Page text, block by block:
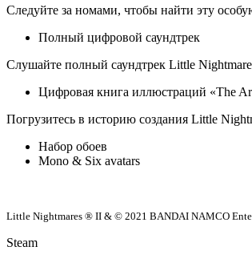
Следуйте за номами, чтобы найти эту
Полный цифровой саундтрек
Слушайте полный саундтрек Little
Цифровая книга иллюстраций «The
Погрузитесь в историю создания Little
Набор обоев
Mono & Six avatars
Little Nightmares ® II & © 2021 BANDAI NAMCO
Steam